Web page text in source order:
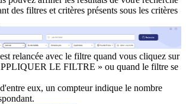
des filtres et critères présents sous les critères
relancée avec le filtre quand vous cliquez sur
LE FILTRE » ou quand le filtre se
eux, un compteur indique le nombre